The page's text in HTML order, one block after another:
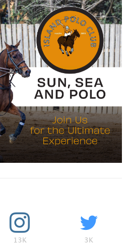
13K 3K